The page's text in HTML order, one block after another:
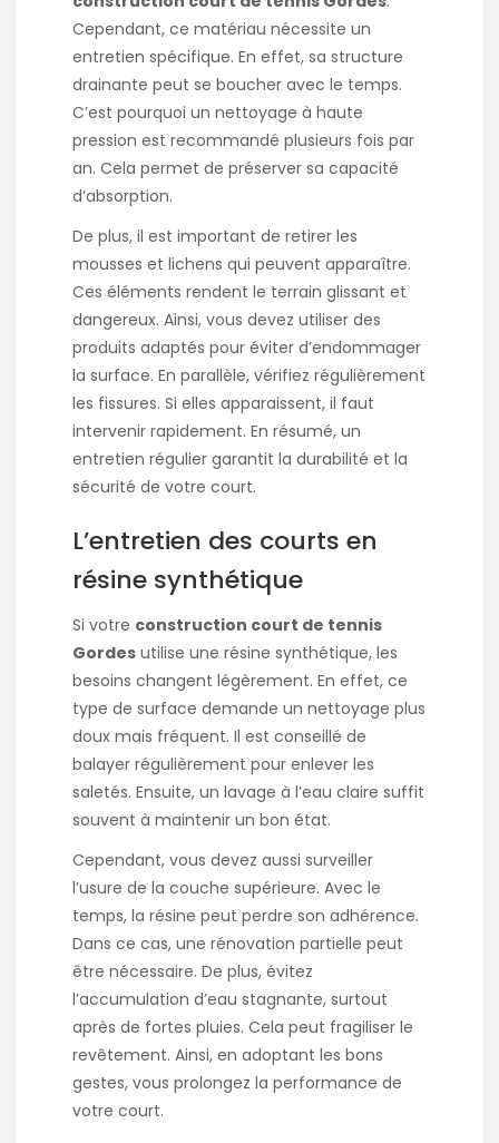
Cependant, ce matériau nécessite un
entretien spécifique. En effet, sa structure
drainante peut se boucher avec le temps.
C’est pourquoi un nettoyage à haute
pression est recommandé plusieurs fois par
an. Cela permet de préserver sa capacité
d’absorption.
De plus, il est important de retirer les
mousses et lichens qui peuvent apparaître.
Ces éléments rendent le terrain glissant et
dangereux. Ainsi, vous devez utiliser des
produits adaptés pour éviter d’endommager
la surface. En parallèle, vérifiez régulièrement
les fissures. Si elles apparaissent, il faut
intervenir rapidement. En résumé, un
entretien régulier garantit la durabilité et la
sécurité de votre court.
L’entretien des courts en
résine synthétique
Si votre construction court de tennis
Gordes utilise une résine synthétique, les
besoins changent légèrement. En effet, ce
type de surface demande un nettoyage plus
doux mais fréquent. Il est conseillé de
balayer régulièrement pour enlever les
saletés. Ensuite, un lavage à l’eau claire suffit
souvent à maintenir un bon état.
Cependant, vous devez aussi surveiller
l’usure de la couche supérieure. Avec le
temps, la résine peut perdre son adhérence.
Dans ce cas, une rénovation partielle peut
être nécessaire. De plus, évitez
l’accumulation d’eau stagnante, surtout
après de fortes pluies. Cela peut fragiliser le
revêtement. Ainsi, en adoptant les bons
gestes, vous prolongez la performance de
votre court.